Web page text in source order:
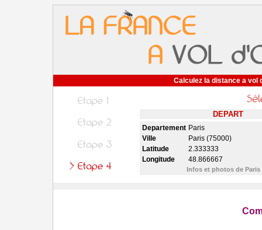
Calculez la distance a vol
DEPART
Departement Paris
Ville
Paris (75000)
Latitude
2.333333
Longitude
48.866667
Infos et photos de Paris